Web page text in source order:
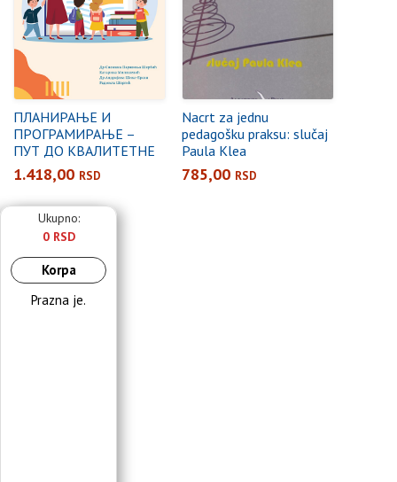
ПЛАНИРАЊЕ И
ПРОГРАМИРАЊЕ –
ПУТ ДО КВАЛИТЕТНЕ
НАСТАВЕ
1.418,00 RSD
Nacrt za jednu
pedagošku praksu: slučaj
Paula Klea
785,00 RSD
Ukupno:
0 RSD
Korpa
Prazna je.